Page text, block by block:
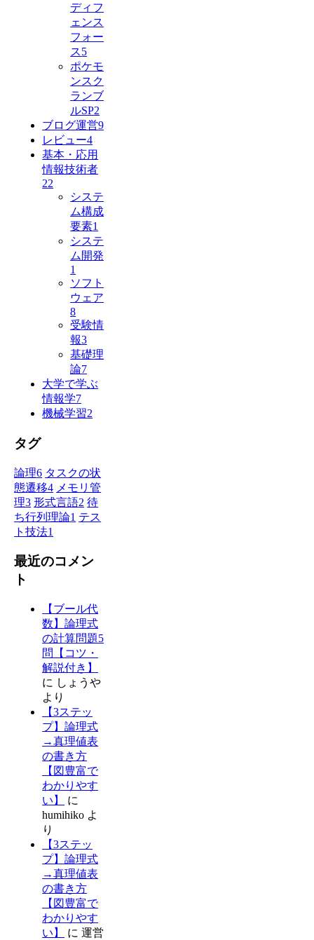
ディフ
ェンス
フォー
ス5
ポケモ
ンスク
ランブ
ルSP2
ブログ運営9
レビュー4
基本・応用
情報技術者
22
システ
ム構成
要素1
システ
ム開発
1
ソフト
ウェア
8
受験情
報3
基礎理
論7
大学で学ぶ
情報学7
機械学習2
タグ
論理6 タスクの状
態遷移4 メモリ管
理3 形式言語2 待
ち行列理論1 テス
ト技法1
最近のコメン
ト
【ブール代
数】論理式
の計算問題5
問【コツ・
解説付き】
に しょうや
より
【3ステッ
プ】論理式
→真理値表
の書き方
【図豊富で
わかりやす
い】
に
humihiko よ
り
【3ステッ
プ】論理式
→真理値表
の書き方
【図豊富で
わかりやす
い】
に運営